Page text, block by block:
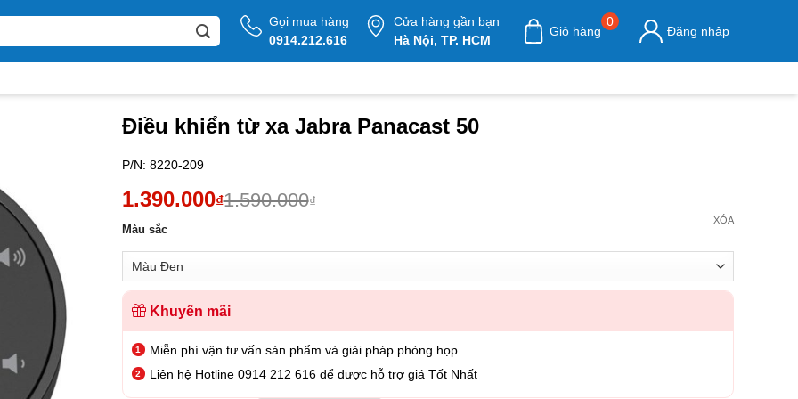
Gọi mua hàng
0914.212.616
Cửa hàng gần bạn
Hà Nội, TP. HCM
Giỏ hàng
0
Đăng nhập
Điều khiển từ xa Jabra Panacast 50
P/N: 8220-209
1.390.000₫1.590.000₫
Màu sắc
XÓA
Khuyến mãi
Miễn phí vận tư vấn sản phẩm và giải pháp phòng họp
Liên hệ Hotline 0914 212 616 để được hỗ trợ giá Tốt Nhất